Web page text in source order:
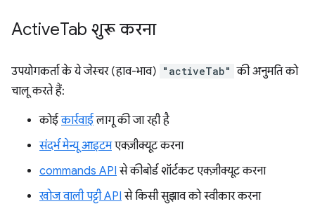
ActiveTab शुरू करना
उपयोगकर्ता के ये जेस्चर (हाव-भाव) "activeTab" की अनुमति को
चालू करते हैं:
कोईकार्रवाईलागू की जा रही है
संदर्भ मेन्यू आइटमएक्ज़ीक्यूट करना
commands API से कीबोर्ड शॉर्टकट एक्ज़ीक्यूट करना
खोज वाली पट्टी API से किसी सुझाव को स्वीकार करना